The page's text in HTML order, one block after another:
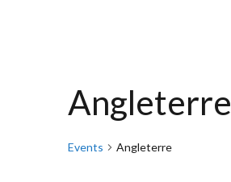
Angleterre
Events Angleterre